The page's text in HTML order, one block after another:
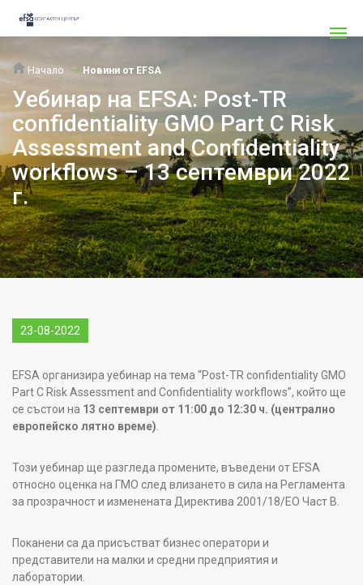
Начало Новини от EFSA
Уебинар на EFSA: Post-TR
confidentiality GMO Part C Risk
Assessment and Confidentiality
workflows – 13 септември 2022
г.
23-08-2022
EFSA организира уебинар на тема “Post-TR confidentiality GMO
Part C Risk Assessment and Confidentiality workflows”, който ще
се състои на 13 септември от 11:00 до 12:30 ч. (централно
европейско лятно време)
Този уебинар ще разгледа промените, въведени от EFSA
относно оценка на ГМО след влизането в сила на Регламента
за прозрачност и изменената Директива 2001/18/EО Част В.
Поканени са да присъстват бизнес оператори и
представители на малки и средни предприятия и
лаборатории.